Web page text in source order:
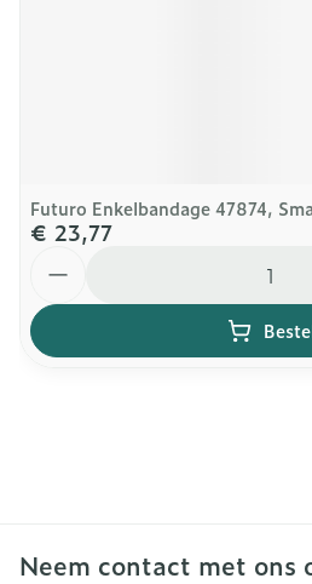
Futuro Enkelbandage 47874,
€ 23,77
Neem contact met ons